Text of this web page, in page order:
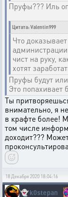
Пруфы??? Иль
Цитата: Valentin999
Что
чист на руку,
хотят
Пруфы будут
Это попахивает
Ты
внимательно, я
в крафте более!
том числе
доходит???
18 Декабря 2020 18:04:16
👻k0stepan